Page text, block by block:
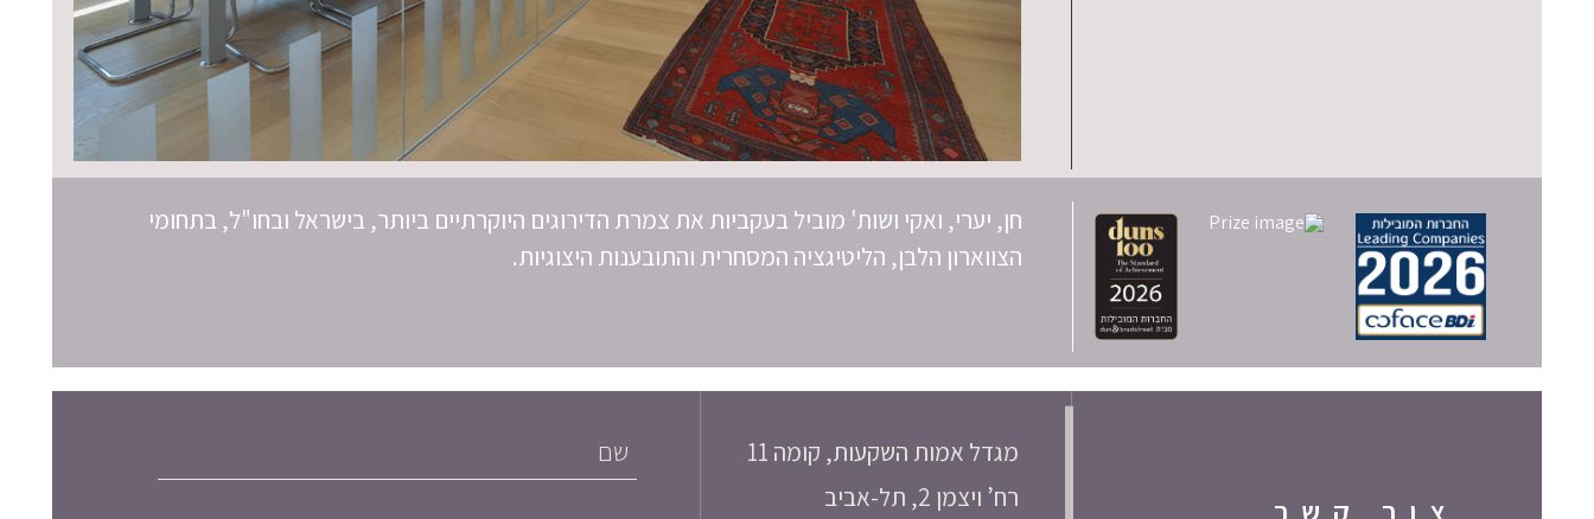
חן, יערי, ואקי ושות' מוביל בעקביות את צמרת הדירוגים היוקרתיים ביותר, בישראל ובחו"ל, בתחומי
הצווארון הלבן, הליטיגציה המסחרית והתובענות היצוגיות.
צור קשר
מגדל אמות השקעות, קומה 11
רח’ ויצמן 2, תל-אביב